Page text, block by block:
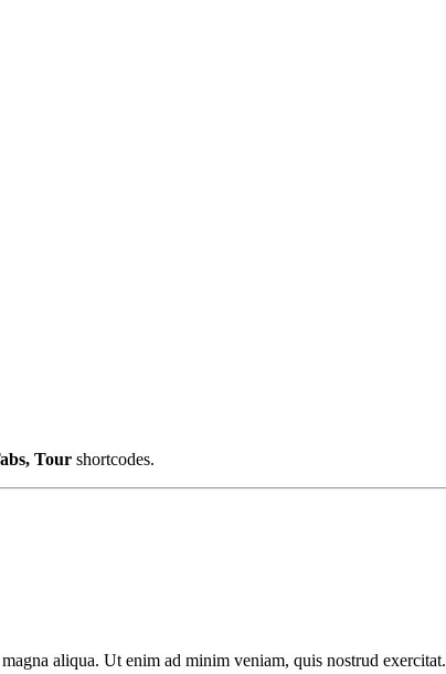
Tour shortcodes.
aliqua. Ut enim ad minim veniam, quis nostrud exercitat.